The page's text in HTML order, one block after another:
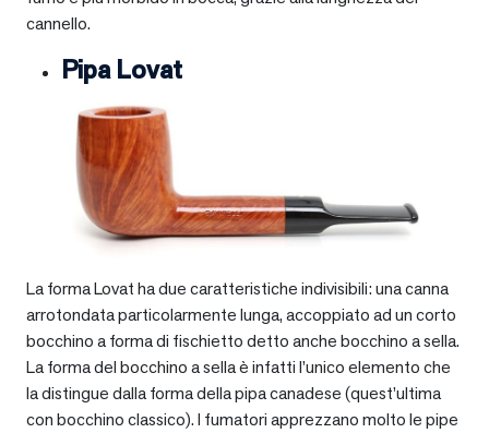
cannello.
Pipa Lovat
La forma Lovat ha due caratteristiche indivisibili: una canna
arrotondata particolarmente lunga, accoppiato ad un corto
bocchino a forma di fischietto detto anche bocchino a sella.
La forma del bocchino a sella è infatti l’unico elemento che
la distingue dalla forma della pipa canadese (quest’ultima
con bocchino classico). I fumatori apprezzano molto le pipe